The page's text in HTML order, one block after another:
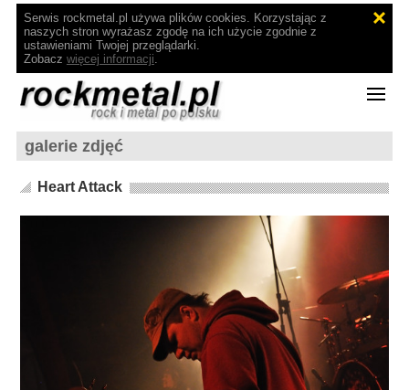
Serwis rockmetal.pl używa plików cookies. Korzystając z
naszych stron wyrażasz zgodę na ich użycie zgodnie z
ustawieniami Twojej przeglądarki.
Zobacz więcej informacji.
galerie zdjęć
Heart Attack